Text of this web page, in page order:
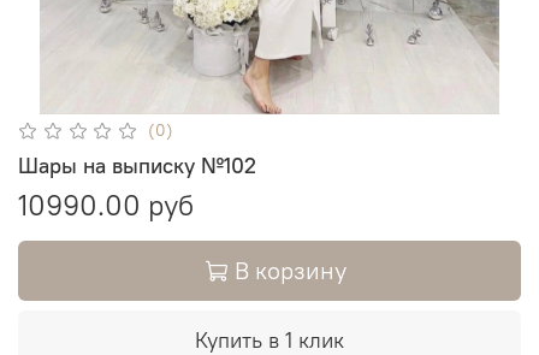
(0)
Шары на выписку №102
10990.00 руб
В корзину
Купить в 1 клик